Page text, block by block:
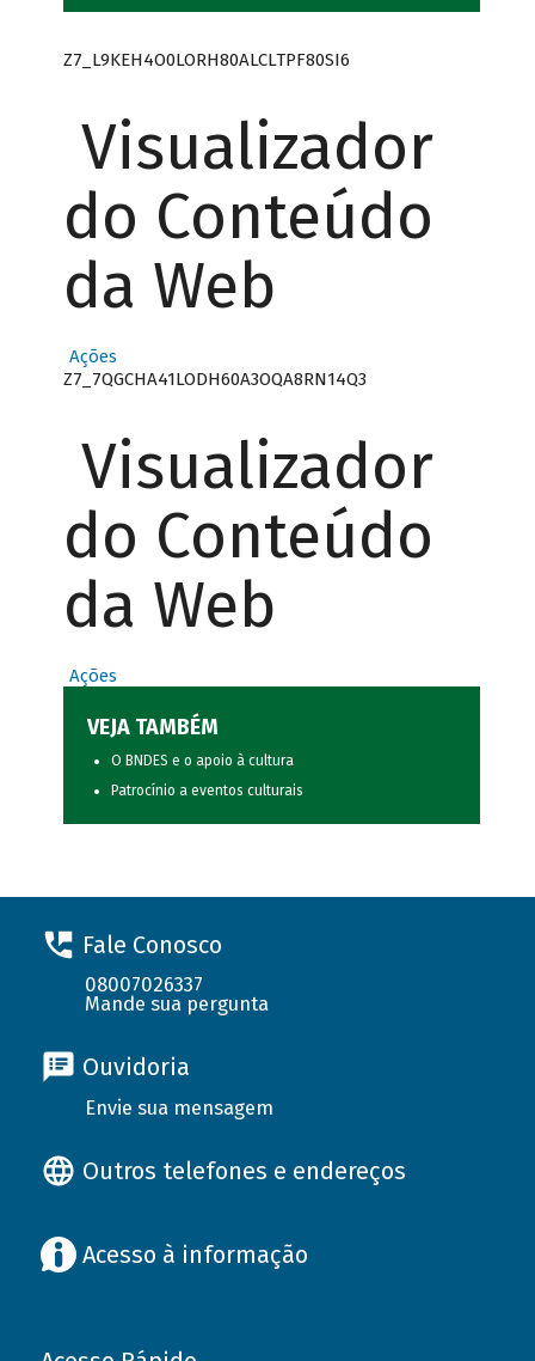
Z7_L9KEH4O0LORH80ALCLTPF80SI6
Visualizador
do Conteúdo
da Web
Ações
Z7_7QGCHA41LODH60A3OQA8RN14Q3
Visualizador
do Conteúdo
da Web
Ações
VEJA TAMBÉM
O BNDES e o apoio à cultura
Patrocínio a eventos culturais
Fale Conosco
08007026337
Mande sua pergunta
Ouvidoria
Envie sua mensagem
Outros telefones e endereços
Acesso à informação